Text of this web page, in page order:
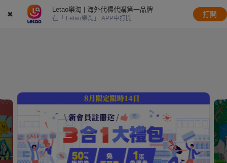
✖
Letao樂淘 | 海外代標代購第一品牌
在「 Letao樂淘」 APP中打開
打開